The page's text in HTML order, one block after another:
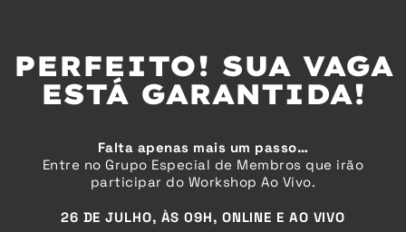
PERFEITO! SUA VAGA
ESTÁ GARANTIDA!
Falta apenas mais um passo…
Entre no Grupo Especial de Membros que irão
participar do Workshop Ao Vivo.
26 DE JULHO, ÀS 09H, ONLINE E AO VIVO